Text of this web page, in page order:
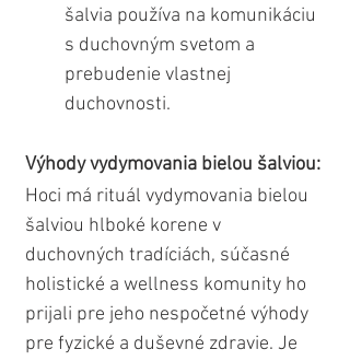
šalvia používa na komunikáciu
s duchovným svetom a
prebudenie vlastnej
duchovnosti.
Výhody vydymovania bielou šalviou:
Hoci má rituál vydymovania bielou
šalviou hlboké korene v
duchovných tradíciách, súčasné
holistické a wellness komunity ho
prijali pre jeho nespočetné výhody
pre fyzické a duševné zdravie. Je